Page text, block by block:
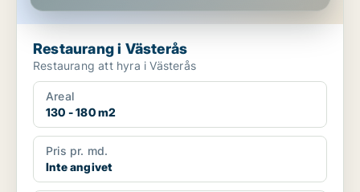
Restaurang i Västerås
Restaurang att hyra i Västerås
Areal
130 - 180 m2
Pris pr. md.
Inte angivet